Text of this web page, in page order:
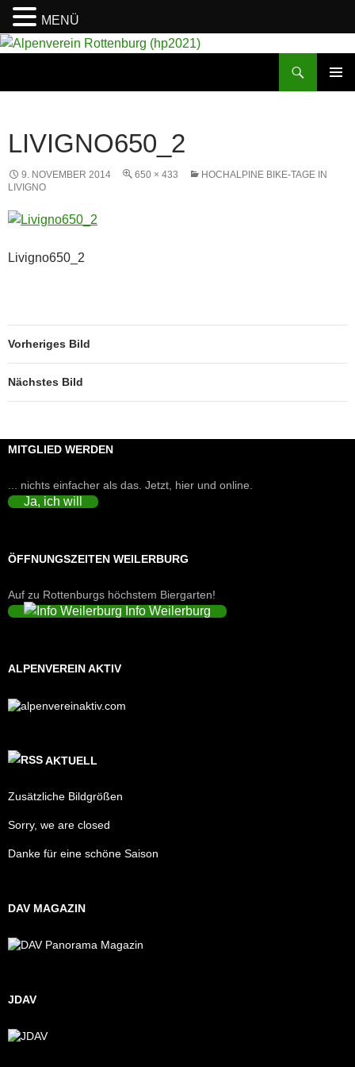
LIVIGNO650_2
9. NOVEMBER 2014 650 × 433
HOCHALPINE BIKE-TAGE IN
LIVIGNO
Livigno650_2
Vorheriges Bild
Nächstes Bild
MITGLIED WERDEN
... nichts einfacher als das. Jetzt, hier und online.
Ja, ich will
ÖFFNUNGSZEITEN WEILERBURG
Auf zu Rottenburgs höchstem Biergarten!
Info Weilerburg
ALPENVEREIN AKTIV
AKTUELL
Zusätzliche Bildgrößen
Sorry, we are closed
Danke für eine schöne Saison
DAV MAGAZIN
JDAV
MENÜ